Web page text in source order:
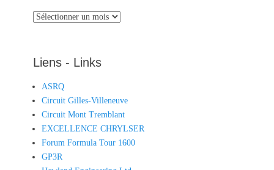
Archives
Liens - Links
ASRQ
Circuit Gilles-Villeneuve
Circuit Mont Tremblant
EXCELLENCE CHRYLSER
Forum Formula Tour 1600
GP3R